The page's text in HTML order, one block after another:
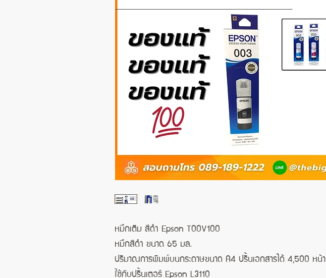
หมึกเติม สีดำ Epson T00V100
หมึกสีดำ ขนาด 65 มล.
ปริมาณการพิมพ์บนกระดาษขนาด A4 ปริ้นเอกสารได้ 4,500 หน้า
ใช้กับปริ้นเตอร์ Epson L3110